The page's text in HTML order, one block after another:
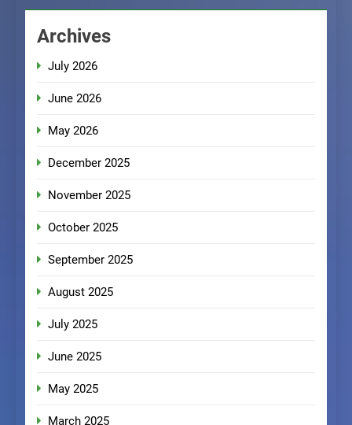
Archives
July 2026
June 2026
May 2026
December 2025
November 2025
October 2025
September 2025
August 2025
July 2025
June 2025
May 2025
March 2025